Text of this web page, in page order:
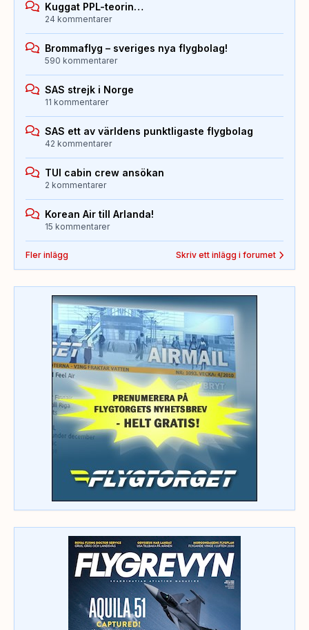
Kuggat PPL-teorin…
24 kommentarer
Brommaflyg – sveriges nya flygbolag!
590 kommentarer
SAS strejk i Norge
11 kommentarer
SAS ett av världens punktligaste flygbolag
42 kommentarer
TUI cabin crew ansökan
2 kommentarer
Korean Air till Arlanda!
15 kommentarer
Fler inlägg Skriv ett inlägg i forumet